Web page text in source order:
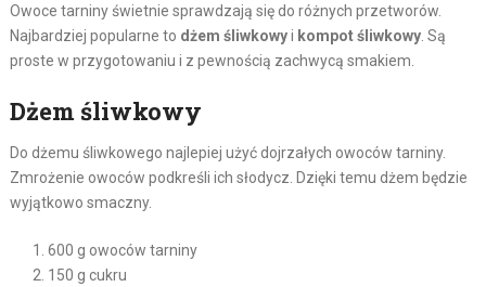
Owoce tarniny świetnie sprawdzają się do różnych przetworów.
Najbardziej popularne to dżem śliwkowyi kompot śliwkowy. Są
proste w przygotowaniu i z pewnością zachwycą smakiem.
Dżem śliwkowy
Do dżemu śliwkowego najlepiej użyć dojrzałych owoców tarniny.
Zmrożenie owoców podkreśli ich słodycz. Dzięki temu dżem będzie
wyjątkowo smaczny.
600 g owoców tarniny
150 g cukru